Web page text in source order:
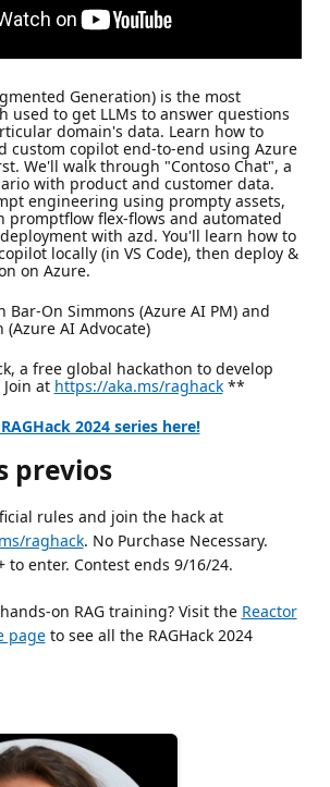
Generation) is the most
used to get LLMs to answer questions
domain's data. Learn how to
custom copilot end-to-end using Azure
We'll walk through "Contoso Chat", a
with product and customer data.
engineering using prompty assets,
promptflow flex-flows and automated
with azd. You'll learn how to
locally (in VS Code), then deploy &
on Azure.
Bar-On Simmons (Azure AI PM) and
AI Advocate)
a free global hackathon to develop
at https://aka.ms/raghack**
2024 series here!
previos
rules and join the hack at
raghack. No Purchase Necessary.
to enter. Contest ends 9/16/24.
on RAG training? Visit the Reactor
pageto see all the RAGHack 2024